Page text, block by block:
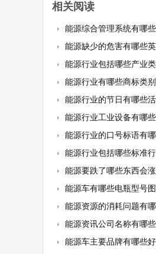
相关阅读
能源综合管理系统有哪
能源缺少的危害有哪些
能源行业包括哪些产业
能源行业有哪些商标类
能源行业的节日有哪些
能源行业工业设备有哪
能源行业的口号标语有
能源行业包括哪些标准
能源要跌了哪些东西会
能源车有哪些电瓶型号
能源资源的消耗问题有
能源资讯公司名称有哪
能源车主要品牌有哪些